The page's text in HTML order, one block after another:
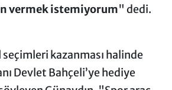
vermek istemiyorum" dedi.
seçimleri kazanması halinde
Devlet Bahçeli’ye hediye